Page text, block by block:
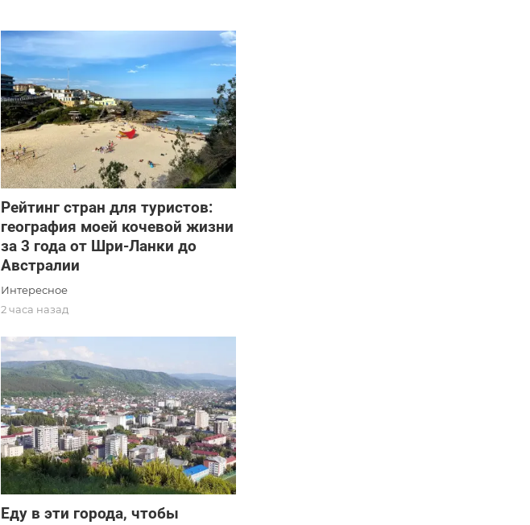
Рейтинг стран для туристов:
география моей кочевой жизни
за 3 года от Шри-Ланки до
Австралии
Интересное
2 часа назад
Еду в эти города, чтобы